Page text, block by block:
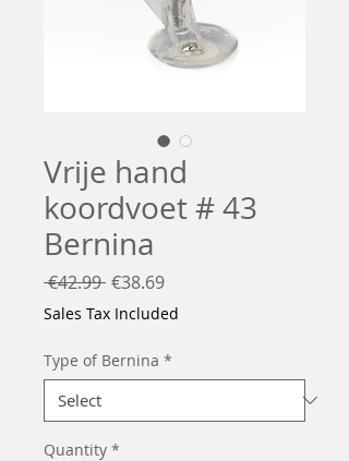
Vrije hand
koordvoet # 43
Bernina
€42.99 Regular
Price
€38.69Sale
Price
Sales Tax Included
Type of Bernina *
Quantity *